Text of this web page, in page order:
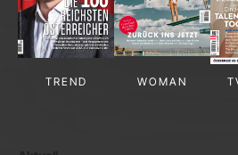
TREND WOMAN